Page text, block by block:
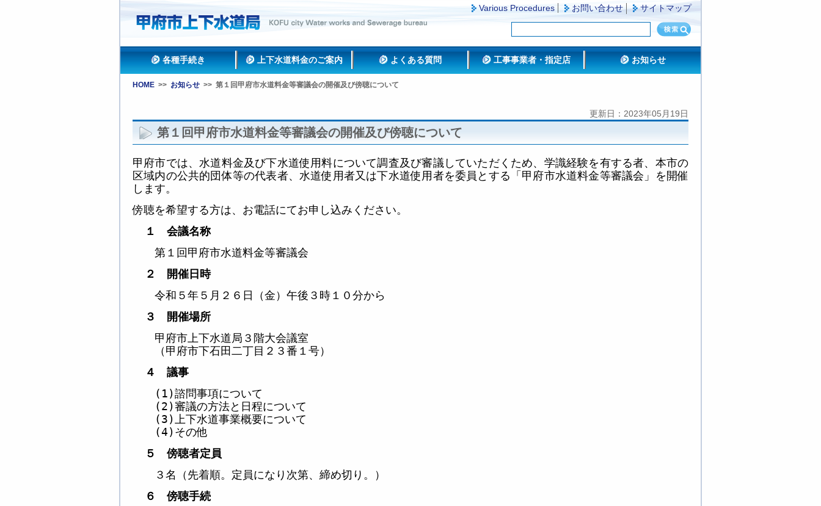
Various Procedures お問い合わせ サイトマップ
各種手続き 上下水道料金のご案内 よくある質問 工事事業者・指定店 お知らせ
HOME >> お知らせ >> 第１回甲府市水道料金等審議会の開催及び傍聴について
更新日：2023年05月19日
第１回甲府市水道料金等審議会の開催及び傍聴について
甲府市では、水道料金及び下水道使用料について調査及び審議していただくため、学識経験を有する者、本市の
区域内の公共的団体等の代表者、水道使用者又は下水道使用者を委員とする「甲府市水道料金等審議会」を開催
します。
傍聴を希望する方は、お電話にてお申し込みください。
１ 会議名称
第１回甲府市水道料金等審議会
２ 開催日時
令和５年５月２６日（金）午後３時１０分から
３ 開催場所
甲府市上下水道局３階大会議室
（甲府市下石田二丁目２３番１号）
４ 議事
(1)諮問事項について
(2)審議の方法と日程について
(3)
上下水道事業概要について
(4) その他
５ 傍聴者定員
３名（先着順。定員になり次第、締め切り。）
６ 傍聴手続